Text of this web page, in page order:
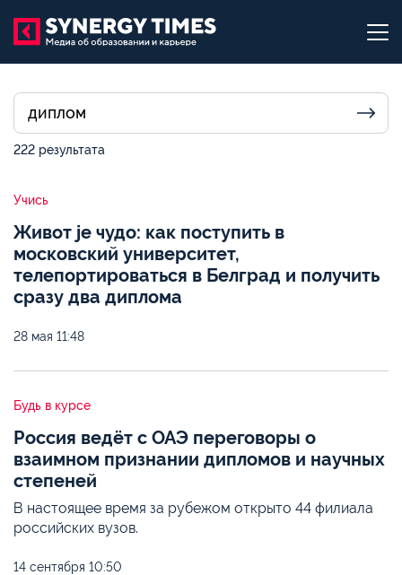
222 результата
Учись
Живот je чудо: как поступить в
московский университет,
телепортироваться в Белград и получить
сразу два диплома
28 мая 11:48
Будь в курсе
Россия ведёт с ОАЭ переговоры о
взаимном признании дипломов и научных
степеней
В настоящее время за рубежом открыто 44 филиала
российских вузов.
14 сентября 10:50